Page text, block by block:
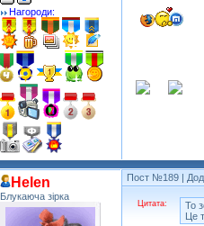
Нагороди:
Helen
Блукаюча зірка
Пост №189 |
Цитата:
То
Це